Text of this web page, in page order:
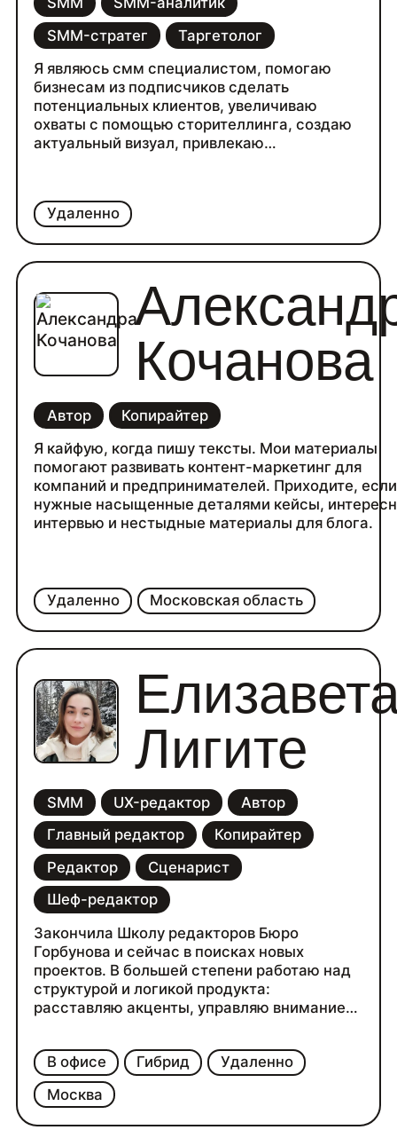
Удаленно
SMM-стратег
Таргетолог
Я являюсь смм специалистом, помогаю
бизнесам из подписчиков сделать
потенциальных клиентов, увеличиваю
охваты с помощью сторителлинга, создаю
актуальный визуал, привлекаю
Удаленно Московская область
Кочанова
Автор
Копирайтер
Я кайфую, когда пишу тексты. Мои материалы
помогают развивать контент-маркетинг для
компаний и предпринимателей. Приходите,
нужные насыщенные деталями кейсы,
интервью и нестыдные материалы для блога.
В офисе Гибрид
Удаленно
Москва
Лигите
SMM UX-редактор
Автор
Главный редактор
Копирайтер
Редактор
Сценарист
Шеф-редактор
Закончила Школу редакторов Бюро
Горбунова и сейчас в поисках новых
проектов. В большей степени работаю над
структурой и логикой продукта:
расставляю акценты, управляю вниманием
объёмы информации в лаконичные, точные
и однозначные предложения.